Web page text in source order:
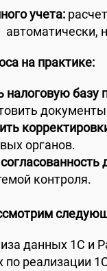
учета:
автоматически,
на практике:
налоговую базу
органов.
контроля.
данных 1C и
реализации 1